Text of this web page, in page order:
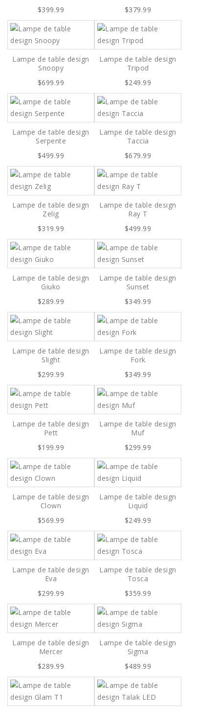
$399.99
$379.99
Lampe de table design
Snoopy
$699.99
Lampe de table design
Tripod
$249.99
Lampe de table design
Serpente
$499.99
Lampe de table design
Taccia
$679.99
Lampe de table design
Zelig
$319.99
Lampe de table design
Ray T
$499.99
Lampe de table design
Giuko
$289.99
Lampe de table design
Sunset
$349.99
Lampe de table design
Slight
$299.99
Lampe de table design
Fork
$349.99
Lampe de table design
Pett
$199.99
Lampe de table design
Muf
$299.99
Lampe de table design
Clown
$569.99
Lampe de table design
Liquid
$249.99
Lampe de table design
Eva
$299.99
Lampe de table design
Tosca
$359.99
Lampe de table design
Mercer
$289.99
Lampe de table design
Sigma
$489.99